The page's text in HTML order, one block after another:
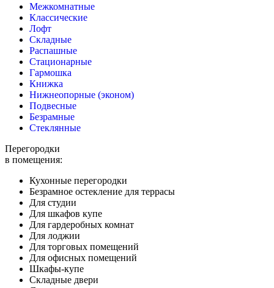
Межкомнатные
Классические
Лофт
Складные
Распашные
Стационарные
Гармошка
Книжка
Нижнеопорные (эконом)
Подвесные
Безрамные
Стеклянные
Перегородки
в помещения:
Кухонные перегородки
Безрамное остекление для террасы
Для студии
Для шкафов купе
Для гардеробных комнат
Для лоджии
Для торговых помещений
Для офисных помещений
Шкафы-купе
Складные двери